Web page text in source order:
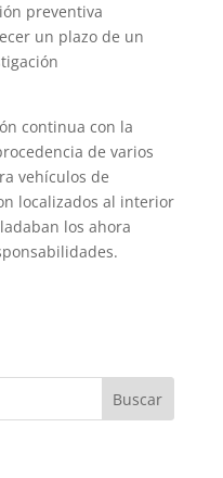
preventiva
un plazo de un
continua con la
de varios
vehículos de
localizados al interior
los ahora
Buscar